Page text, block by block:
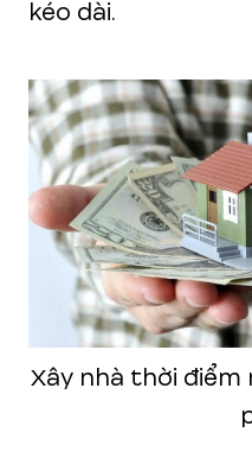
kéo dài.
Xây nhà thời